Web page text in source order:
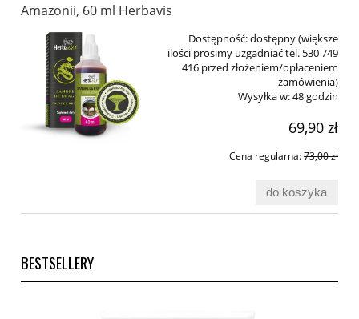
Amazonii, 60 ml Herbavis
Dostępność:dostępny (większe
ilości prosimy uzgadniać tel. 530 749
416 przed złożeniem/opłaceniem
zamówienia)
Wysyłka w:48 godzin
69,90 zł
Cena regularna:73,00 zł
do koszyka
BESTSELLERY